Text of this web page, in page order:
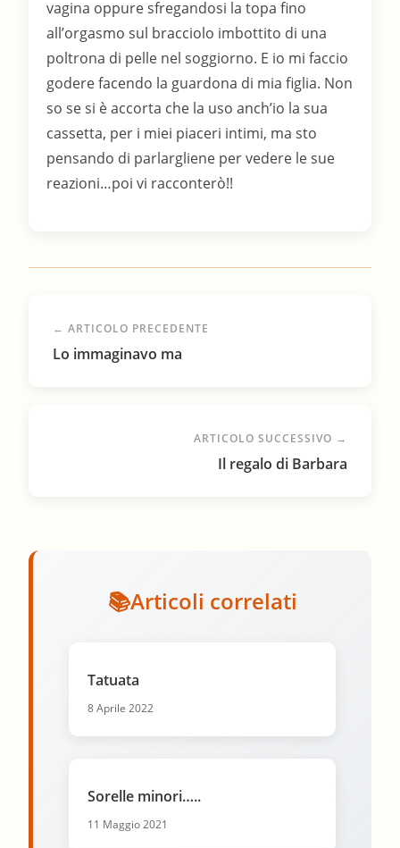
vagina oppure sfregandosi la topa fino
all’orgasmo sul bracciolo imbottito di una
poltrona di pelle nel soggiorno. E io mi faccio
godere facendo la guardona di mia figlia. Non
so se si è accorta che la uso anch’io la sua
cassetta, per i miei piaceri intimi, ma sto
pensando di parlargliene per vedere le sue
reazioni…poi vi racconterò!!
← ARTICOLO PRECEDENTE
Lo immaginavo ma
ARTICOLO SUCCESSIVO →
Il regalo di Barbara
Articoli correlati
Tatuata
8 Aprile 2022
Sorelle minori…..
11 Maggio 2021